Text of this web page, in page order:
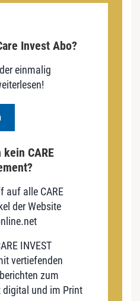
Invest Abo?
einmalig
CARE
auf alle CARE
der Website
INVEST
vertiefenden
zum
digital und im Print